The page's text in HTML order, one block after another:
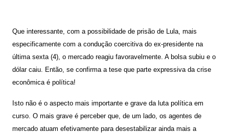
Que interessante, com a possibilidade de prisão de Lula, mais
especificamente com a condução coercitiva do ex-presidente na
última sexta (4), o mercado reagiu favoravelmente. A bolsa subiu e o
dólar caiu. Então, se confirma a tese que parte expressiva da crise
econômica é política!
Isto não é o aspecto mais importante e grave da luta política em
curso. O mais grave é perceber que, de um lado, os agentes de
mercado atuam efetivamente para desestabilizar ainda mais a